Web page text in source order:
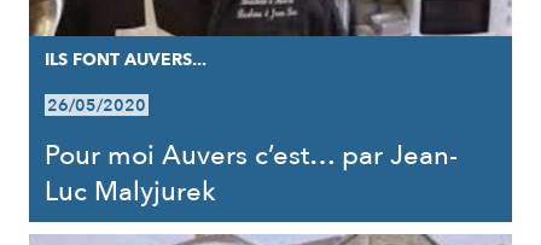
ILS FONT AUVERS...
26/05/2020
Pour moi Auvers c’est… par Jean-
Luc Malyjurek